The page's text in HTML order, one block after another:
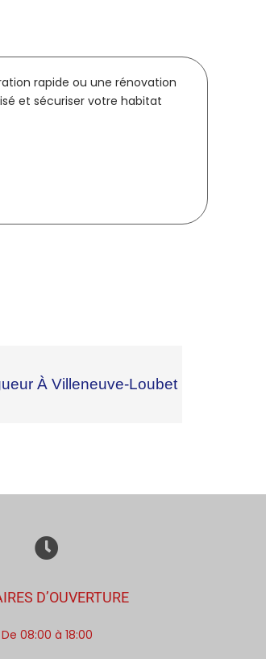
rapide ou une rénovation
et sécuriser votre habitat
À Villeneuve-Loubet
D’OUVERTURE
De 08:00 à 18:00